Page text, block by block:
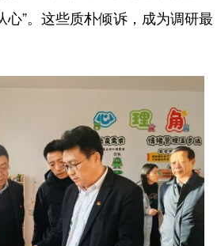
心”。这些质朴倾诉，成为调研最